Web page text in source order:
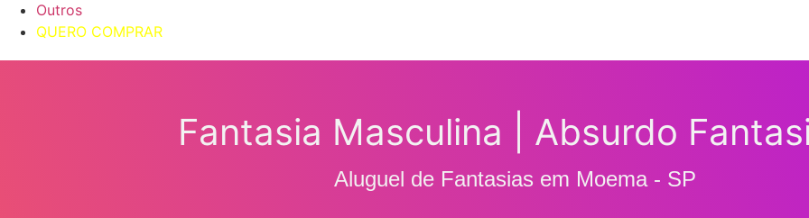
Outros
QUERO COMPRAR
Fantasia Masculina | Absurdo
Aluguel de Fantasias em Moema - SP